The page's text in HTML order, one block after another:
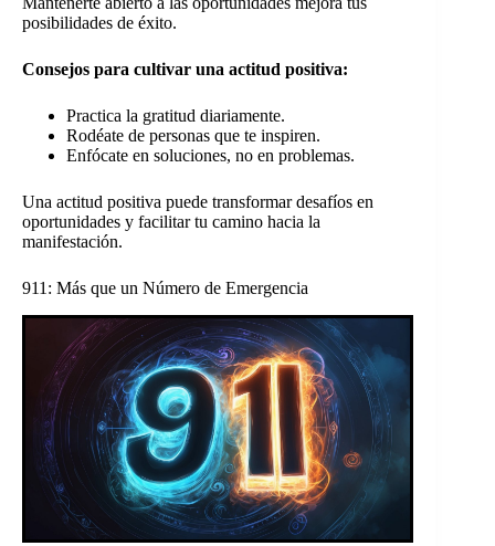
posibilidades de éxito.
Consejos para cultivar una actitud positiva:
Practica la gratitud diariamente.
Rodéate de personas que te inspiren.
Enfócate en soluciones, no en problemas.
Una actitud positiva puede transformar desafíos en
oportunidades y facilitar tu camino hacia la
manifestación.
911: Más que un Número de Emergencia